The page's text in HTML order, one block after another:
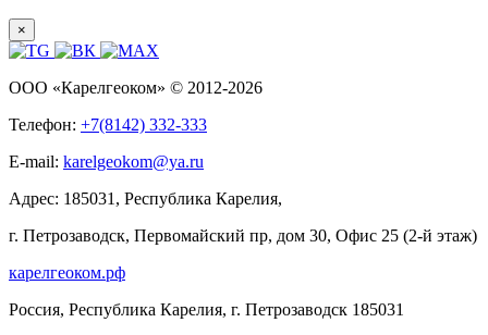
×
ООО «Карелгеоком» © 2012-2026
Телефон: +7(8142) 332-333
E-mail: karelgeokom@ya.ru
Адрес: 185031 , Республика Карелия,
г. Петрозаводск, Первомайский пр, дом 30, Офис 25 (2-й этаж)
карелгеоком.рф
Россия, Республика Карелия, г. Петрозаводск 185031